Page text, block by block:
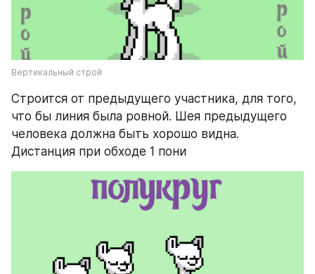
Вертикальный строй
Строится от предыдущего участника, для того,
что бы линия была ровной. Шея предыдущего
человека должна быть хорошо видна.
Дистанция при обходе 1 пони